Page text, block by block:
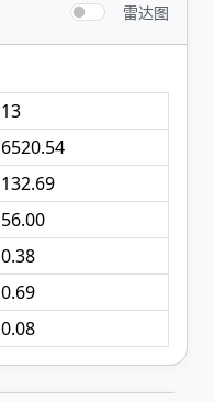
雷达图
13
6520.54
132.69
56.00
0.38
0.69
0.08